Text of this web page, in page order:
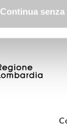
Continua senza